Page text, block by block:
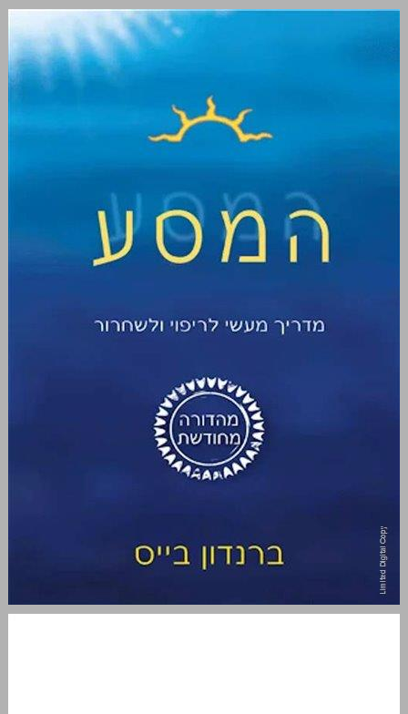
המסע: מדריך מעשי לריפוי ולשחרור ... 0